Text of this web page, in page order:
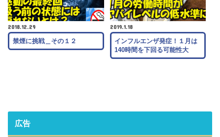
2018.12.29
禁煙に挑戦＿その１２
2019.1.18
インフルエンザ発症！１月は
140時間を下回る可能性大
広告